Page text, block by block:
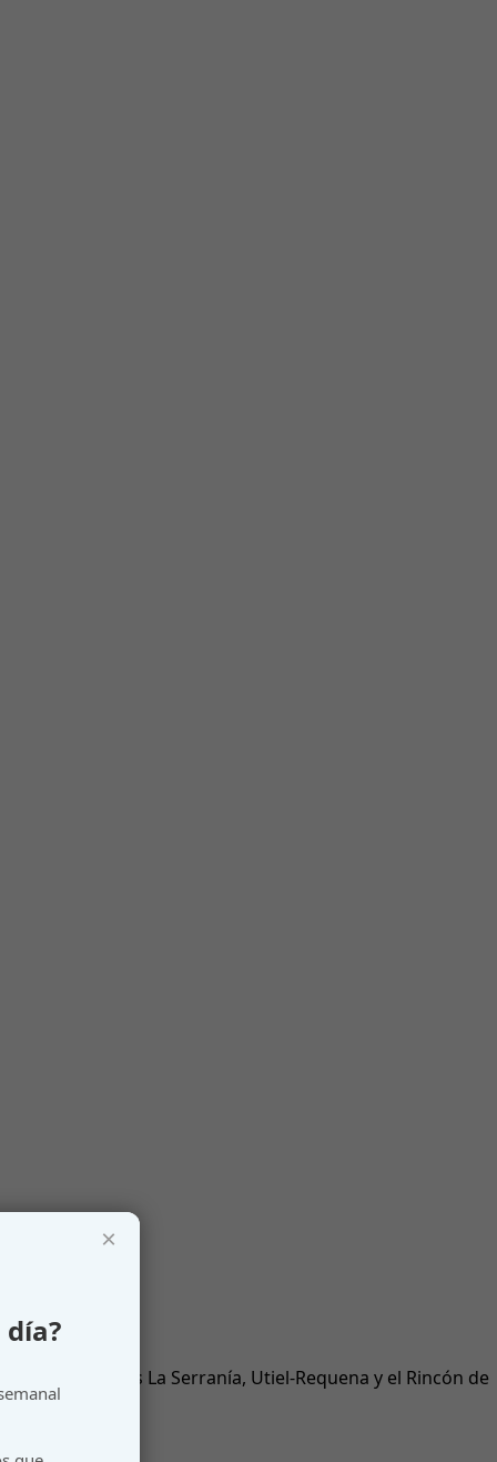
las comarcas La Serranía, Utiel-Requena y el Rincón de
×